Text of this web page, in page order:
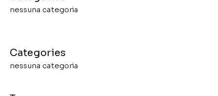
nessuna categoria
nessuna categoria